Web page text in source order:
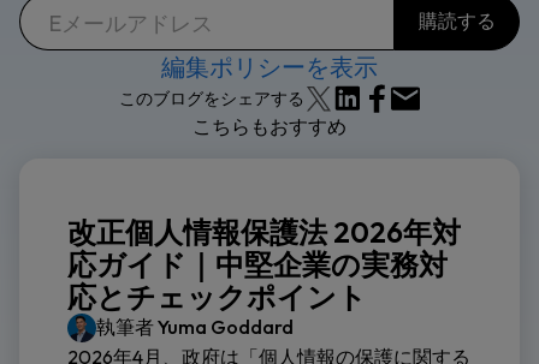
編集ポリシーを表示
このブログをシェアする
こちらもおすすめ
改正個人情報保護法 2026年対
応ガイド｜中堅企業の実務対
応とチェックポイント
執筆者Yuma Goddard
2026年4月、政府は「個人情報の保護に関する